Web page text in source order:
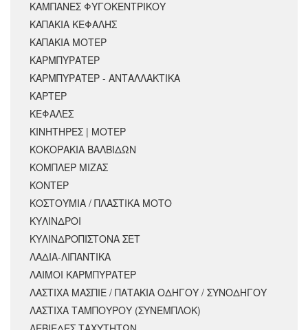
ΚΑΜΠΑΝΕΣ ΦΥΓΟΚΕΝΤΡΙΚΟΥ
ΚΑΠΑΚΙΑ ΚΕΦΑΛΗΣ
ΚΑΠΑΚΙΑ ΜΟΤΕΡ
ΚΑΡΜΠΥΡΑΤΕΡ
ΚΑΡΜΠΥΡΑΤΕΡ - ΑΝΤΑΛΛΑΚΤΙΚΑ
ΚΑΡΤΕΡ
ΚΕΦΑΛΕΣ
ΚΙΝΗΤΗΡΕΣ | ΜΟΤΕΡ
ΚΟΚΟΡΑΚΙΑ ΒΑΛΒΙΔΩΝ
ΚΟΜΠΛΕΡ ΜΙΖΑΣ
ΚΟΝΤΕΡ
ΚΟΣΤΟΥΜΙΑ / ΠΛΑΣΤΙΚΑ ΜΟΤΟ
ΚΥΛΙΝΔΡΟΙ
ΚΥΛΙΝΔΡΟΠΙΣΤΟΝΑ ΣΕΤ
ΛΑΔΙΑ-ΛΙΠΑΝΤΙΚΑ
ΛΑΙΜΟΙ ΚΑΡΜΠΥΡΑΤΕΡ
ΛΑΣΤΙΧΑ ΜΑΣΠΙΕ / ΠΑΤΑΚΙΑ ΟΔΗΓΟΥ / ΣΥΝΟΔΗΓΟΥ
ΛΑΣΤΙΧΑ ΤΑΜΠΟΥΡΟΥ (ΣΥΝΕΜΠΛΟΚ)